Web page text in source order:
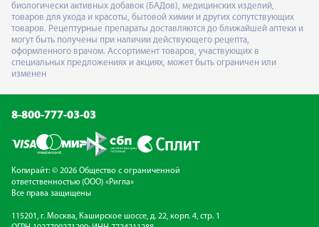
биологически активных добавок (БАДов), медицинских изделий,
товаров для ухода и красоты, бытовой химии и других сопутствующих
товаров. Рецептурные препараты доставляются до ближайшей аптеки и
могут быть получены при наличии действующего рецепта,
оформленного врачом. Ассортимент товаров, участвующих в
специальных предложениях и акциях, может быть ограничен или
изменен
8-800-777-03-03
Копирайт: © 2026 Общество с ограниченной
ответственностью (ООО) «Ригла»
Все права защищены
115201, г. Москва, Каширское шоссе, д. 22, корп. 4, стр. 1